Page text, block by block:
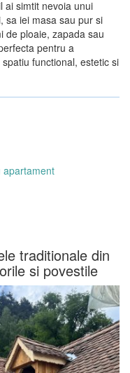
ai simtit nevoia unui
sa iei masa sau pur si
de ploaie, zapada sau
pentru a
functional, estetic si
apartament
traditionale din
si povestile